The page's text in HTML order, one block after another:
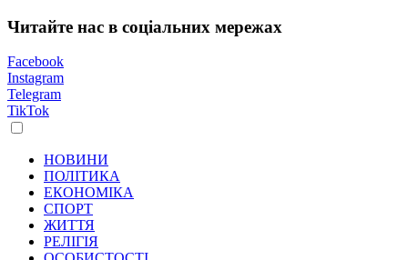
Читайте нас в соціальних мережах
Facebook
Instagram
Telegram
TikTok
НОВИНИ
ПОЛІТИКА
ЕКОНОМІКА
СПОРТ
ЖИТТЯ
РЕЛІГІЯ